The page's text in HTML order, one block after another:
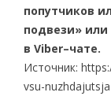
попутчиков
подвези»
в Viber–чате.
Источник:
vsu-